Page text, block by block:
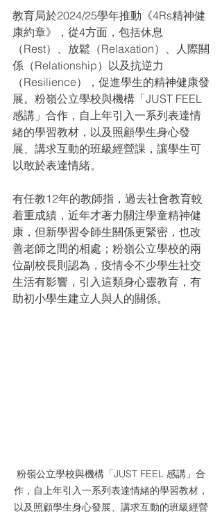
教育局於2024/25學年推動《4Rs精神健
康約章》，從4方面，包括休息
（Rest）、放鬆（Relaxation）、人際關
係（Relationship）以及抗逆力
（Resilience），促進學生的精神健康發
展。粉嶺公立學校與機構「JUST FEEL
感講」合作，自上年引入一系列表達情
緒的學習教材，以及照顧學生身心發
展、講求互動的班級經營課，讓學生可
以敢於表達情緒。
有任教12年的教師指，過去社會教育較
着重成績，近年才著力關注學童精神健
康，但新學習令師生關係更緊密，也改
善老師之間的相處；粉嶺公立學校的兩
位副校長則認為，疫情令不少學生社交
生活有影響，引入這類身心靈教育，有
助初小學生建立人與人的關係。
粉嶺公立學校與機構「JUST FEEL 感講」合
作，自上年引入一系列表達情緒的學習教材，
以及照顧學生身心發展、講求互動的班級經營